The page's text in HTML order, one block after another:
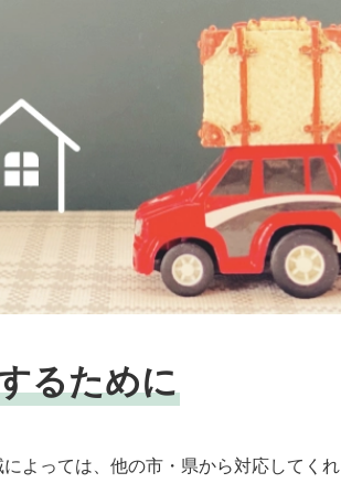
るために
よっては、他の市・県から対応してくれ